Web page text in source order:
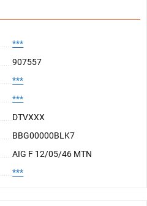
***
907557
***
***
DTVXXX
BBG00000BLK7
AIG F 12/05/46 MTN
***